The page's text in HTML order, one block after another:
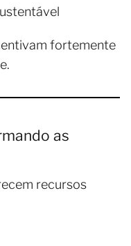
fortemente
as
recursos